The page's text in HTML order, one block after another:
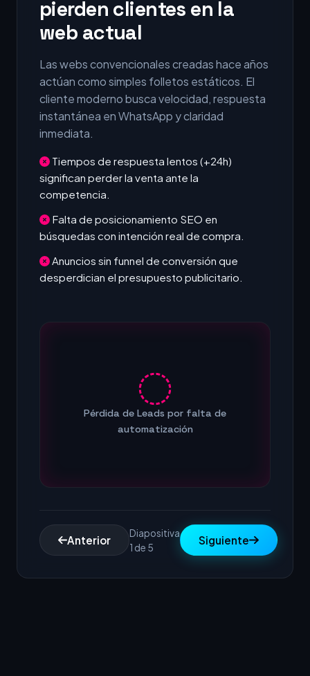
pierden clientes en la
web actual
Las webs convencionales creadas hace años
actúan como simples folletos estáticos. El
cliente moderno busca velocidad, respuesta
instantánea en WhatsApp y claridad
inmediata.
Tiempos de respuesta lentos (+24h)
significan perder la venta ante la
competencia.
Falta de posicionamiento SEO en
búsquedas con intención real de compra.
Anuncios sin funnel de conversión que
desperdician el presupuesto publicitario.
Pérdida de Leads por falta de
automatización
Anterior
Diapositiva
1 de 5
Siguiente